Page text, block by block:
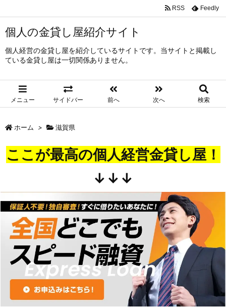
個人の金貸し屋紹介サイト
個人経営の金貸し屋を紹介しているサイトです。当サイトと掲載し
ている金貸し屋は一切関係ありません。
メニュー サイドバー 前へ 次へ 検索
RSS Feedly
ホーム > 滋賀県
ここが最高の個人経営金貸し屋！
↓↓↓